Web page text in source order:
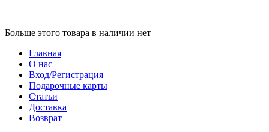
Больше этого товара в наличии нет
Главная
О нас
Вход/Регистрация
Подарочные карты
Статьи
Доставка
Возврат